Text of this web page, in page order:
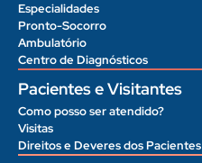
Especialidades
Pronto-Socorro
Ambulatório
Centro de Diagnósticos
Pacientes e Visitantes
Como posso ser atendido?
Visitas
Direitos e Deveres dos Pacientes